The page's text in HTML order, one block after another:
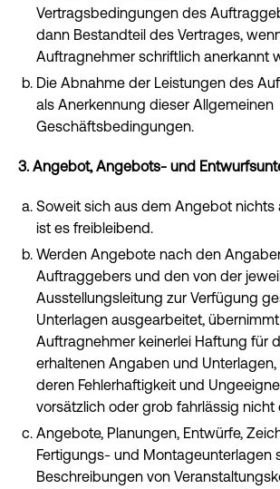
Vertragsbedingungen des
dann Bestandteil des Vertrages,
Auftragnehmer schriftlich anerkannt
Die Abnahme der Leistungen des
als Anerkennung dieser Allgemeinen
Geschäftsbedingungen.
3. Angebot, Angebots- und
Soweit sich aus dem Angebot nichts
ist es freibleibend.
Werden Angebote nach den
Auftraggebers und den von der
Ausstellungsleitung zur Verfügung
Unterlagen ausgearbeitet,
Auftragnehmer keinerlei Haftung für
erhaltenen Angaben und Unterlagen,
deren Fehlerhaftigkeit und
vorsätzlich oder grob fahrlässig nicht
Angebote, Planungen, Entwürfe,
Fertigungs- und Montageunterlagen
Beschreibungen von